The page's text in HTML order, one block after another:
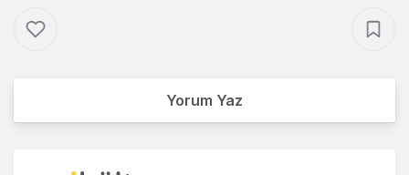
Yorum Yaz